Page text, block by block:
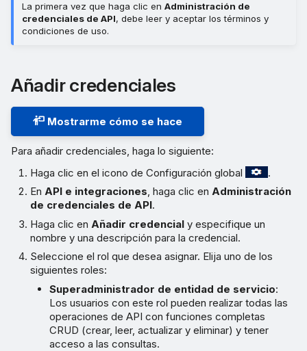
La primera vez que haga clic en Administración de
credenciales de API, debe leer y aceptar los términos y
condiciones de uso.
Añadir credenciales
Mostrarme cómo se hace
Para añadir credenciales, haga lo siguiente:
Haga clic en el icono de Configuración global
.
EnAPI e integraciones, haga clic enAdministración
de credenciales de API.
Haga clic enAñadir credencial y especifique un
nombre y una descripción para la credencial.
Seleccione el rol que desea asignar. Elija uno de los
siguientes roles:
Superadministrador de entidad de servicio:
Los usuarios con este rol pueden realizar todas las
operaciones de API con funciones completas
CRUD (crear, leer, actualizar y eliminar) y tener
acceso a las consultas.